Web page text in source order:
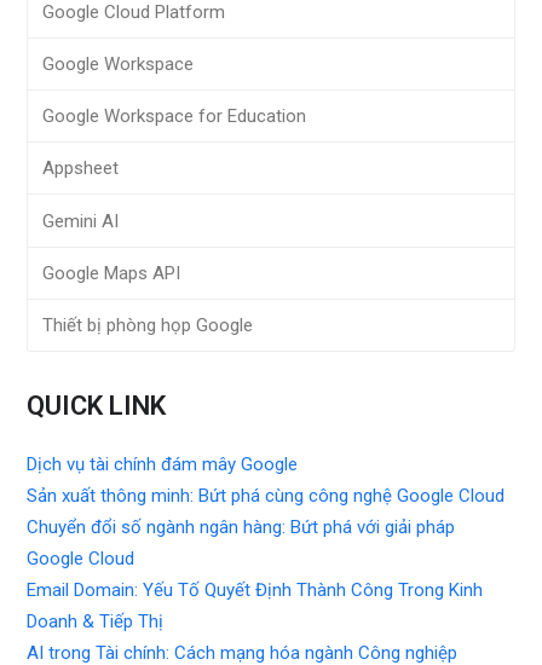
Google Cloud Platform
Google Workspace
Google Workspace for Education
Appsheet
Gemini AI
Google Maps API
Thiết bị phòng họp Google
QUICK LINK
Dịch vụ tài chính đám mây Google
Sản xuất thông minh: Bứt phá cùng công nghệ Google Cloud
Chuyển đổi số ngành ngân hàng: Bứt phá với giải pháp
Google Cloud
Email Domain: Yếu Tố Quyết Định Thành Công Trong Kinh
Doanh & Tiếp Thị
AI trong Tài chính: Cách mạng hóa ngành Công nghiệp